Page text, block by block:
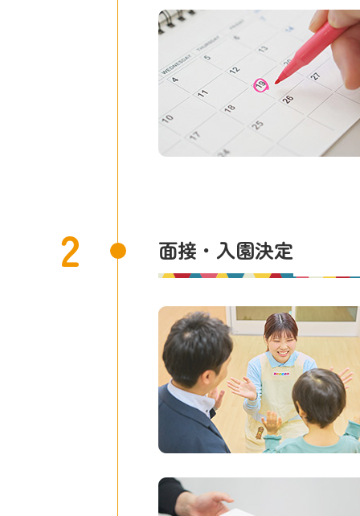
2 面接・入園決定